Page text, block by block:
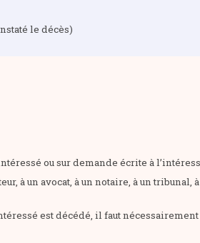
le décès)
ou sur demande écrite à
à un avocat, à un notaire, à un tribunal,
est décédé, il faut